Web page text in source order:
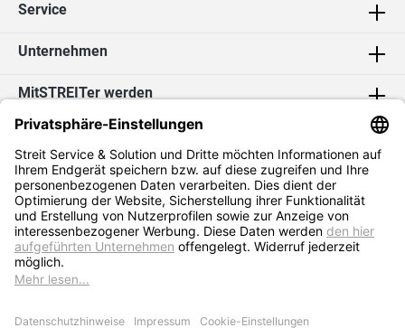
Service
Unternehmen
MitSTREITer werden
Kontakt
Social Media